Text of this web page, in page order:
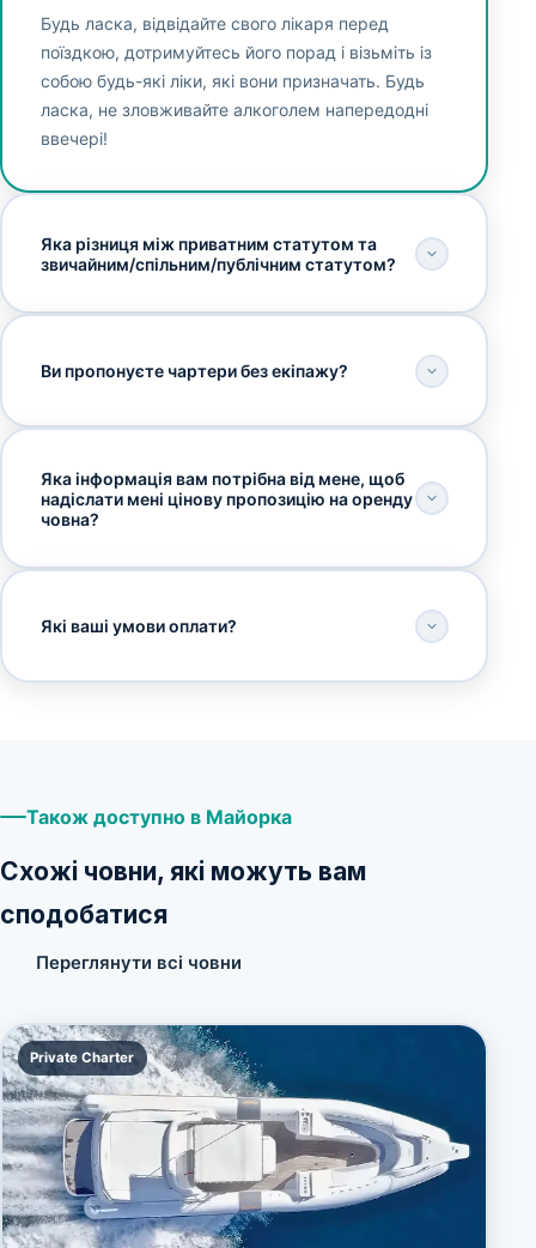
Будь ласка, відвідайте свого лікаря перед
поїздкою, дотримуйтесь його порад і візьміть із
собою будь-які ліки, які вони призначать. Будь
ласка, не зловживайте алкоголем напередодні
ввечері!
Яка різниця між приватним статутом та
звичайним/спільним/публічним статутом?
Ви пропонуєте чартери без екіпажу?
Яка інформація вам потрібна від мене, щоб
надіслати мені цінову пропозицію на оренду
човна?
Які ваші умови оплати?
Також доступно в Майорка
Схожі човни, які можуть вам
сподобатися
Переглянути всі човни
Private Charter